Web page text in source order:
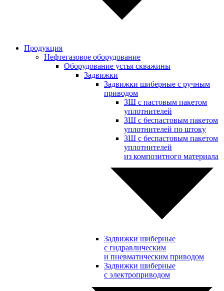
Продукция
Нефтегазовое оборудование
Оборудование устья скважины
Задвижки
Задвижки шиберные с ручным
приводом
ЗШ с пастовым пакетом
уплотнителей
ЗШ с беспастовым пакетом
уплотнителей по штоку
ЗШ с беспастовым пакетом
уплотнителей
из композитного материала
Задвижки шиберные
с гидравлическим
и пневматическим приводом
Задвижки шиберные
с электроприводом